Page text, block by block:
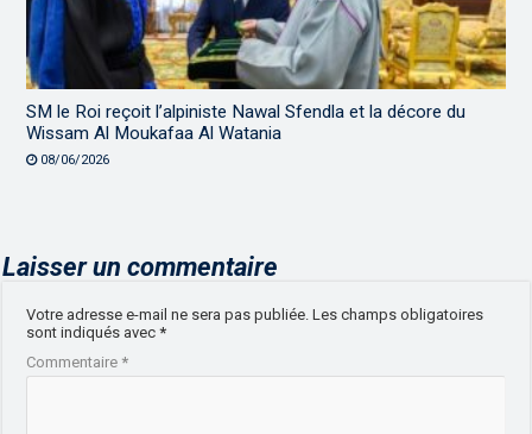
SM le Roi reçoit l’alpiniste Nawal Sfendla et la décore du
Wissam Al Moukafaa Al Watania
08/06/2026
Laisser un commentaire
Votre adresse e-mail ne sera pas publiée. Les champs obligatoires
sont indiqués avec*
Commentaire*